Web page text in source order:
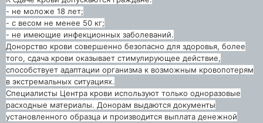
- не моложе 18 лет;
- с весом не менее 50 кг;
- не имеющие инфекционных заболеваний.
Донорство крови совершенно безопасно для здоровья, более
того, сдача крови оказывает стимулирующее действие,
способствует адаптации организма к возможным кровопотерям
в экстремальных ситуациях.
Специалисты Центра крови используют только одноразовые
расходные материалы. Донорам выдаются документы
установленного образца и производится выплата денежной